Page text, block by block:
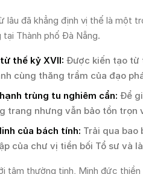
lâu đã khẳng định vị thế là một
tại Thành phố Đà Nẵng.
thế kỷ XVII: Được kiến tạo từ
cùng thăng trầm của đạo
trùng tu nghiêm cẩn: Để
trang nhưng vẫn bảo tồn
của bách tính: Trải qua bao
của chư vị tiền bối Tổ sư và
tâm thường tịnh, Minh đức